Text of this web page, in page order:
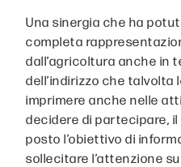
Una sinergia che ha
completa
dall’agricoltura anche in
dell’indirizzo che
imprimere anche nelle
decidere di partecipare,
posto l’obiettivo di
sollecitare l’attenzione